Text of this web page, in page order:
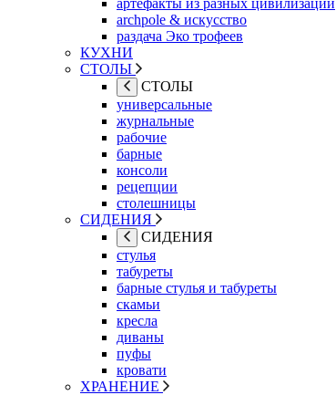
артефакты из разных цивилизаций
archpole & искусство
раздача Эко трофеев
КУХНИ
СТОЛЫ
СТОЛЫ
универсальные
журнальные
рабочие
барные
консоли
рецепции
столешницы
СИДЕНИЯ
СИДЕНИЯ
стулья
табуреты
барные стулья и табуреты
скамьи
кресла
диваны
пуфы
кровати
ХРАНЕНИЕ